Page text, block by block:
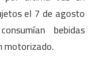
el 7 de agosto
bebidas
motorizado.